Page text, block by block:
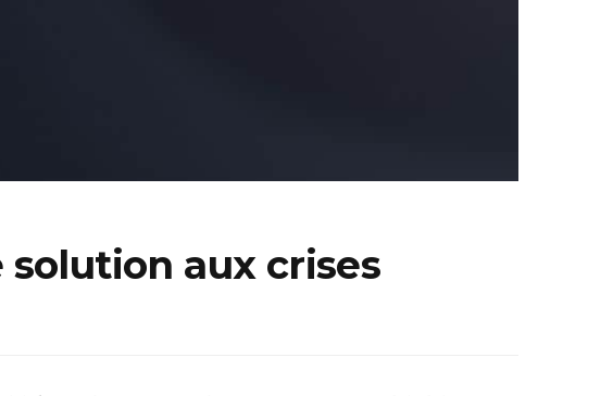
aux crises